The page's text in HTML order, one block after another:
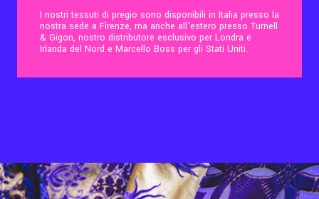
Cultura
Visite Tematiche
I nostri tessuti di pregio sono disponibili in Italia presso la
nostra sede a Firenze, ma anche all'estero presso Turnell
& Gigon, nostro distributore esclusivo per Londra e
Irlanda del Nord e Marcello Boss per gli Stati Uniti.